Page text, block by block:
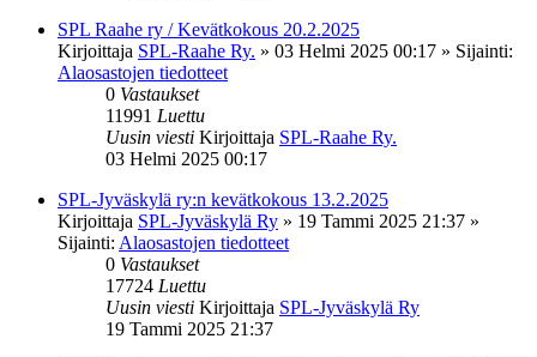
SPL Raahe ry / Kevätkokous 20.2.2025
Kirjoittaja SPL-Raahe Ry. » 03 Helmi 2025 00:17 » Sijainti:
Alaosastojen tiedotteet
0 Vastaukset
11991 Luettu
Uusin viesti Kirjoittaja SPL-Raahe Ry.
03 Helmi 2025 00:17
SPL-Jyväskylä ry:n kevätkokous 13.2.2025
Kirjoittaja SPL-Jyväskylä Ry » 19 Tammi 2025 21:37 »
Sijainti: Alaosastojen tiedotteet
0 Vastaukset
17724 Luettu
Uusin viesti Kirjoittaja SPL-Jyväskylä Ry
19 Tammi 2025 21:37